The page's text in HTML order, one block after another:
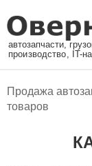
автозапчасти,
производство, IT-
Продажа
товаров